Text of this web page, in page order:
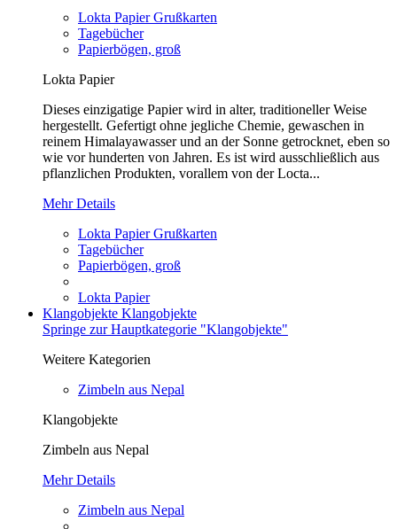
Lokta Papier Grußkarten
Tagebücher
Papierbögen, groß
Lokta Papier
Dieses einzigatige Papier wird in alter, traditioneller Weise
hergestellt. Gefertigt ohne jegliche Chemie, gewaschen in
reinem Himalayawasser und an der Sonne getrocknet, eben so
wie vor hunderten von Jahren. Es ist wird ausschließlich aus
pflanzlichen Produkten, vorallem von der Locta...
Mehr Details
Lokta Papier Grußkarten
Tagebücher
Papierbögen, groß
Lokta Papier
Klangobjekte Klangobjekte
Springe zur Hauptkategorie "Klangobjekte"
Weitere Kategorien
Zimbeln aus Nepal
Klangobjekte
Zimbeln aus Nepal
Mehr Details
Zimbeln aus Nepal